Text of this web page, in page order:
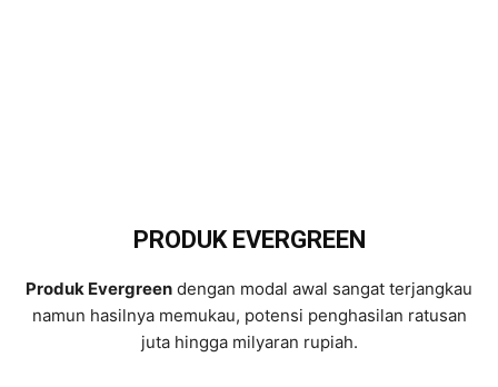
PRODUK EVERGREEN
Produk Evergreen dengan modal awal sangat terjangkau
namun hasilnya memukau, potensi penghasilan ratusan
juta hingga milyaran rupiah.